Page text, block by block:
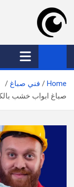
content
موقع
افضل خدمات بالكويت
Home
فني صباغ
صباغ ابواب خشب بالكويت 65038772